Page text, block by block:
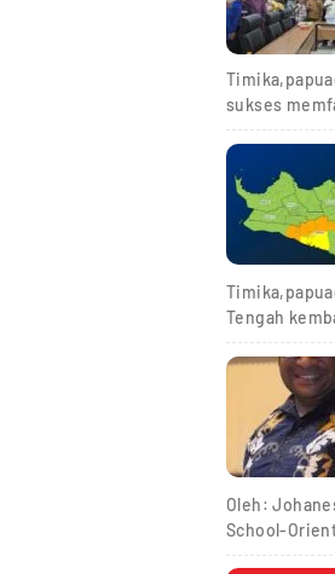
sukses
Tengah
Oleh:
School-